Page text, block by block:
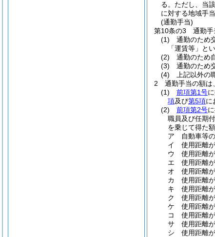
る。 ただし、当
に対する地域手
(通勤手当)
第10条の3
通勤手
(1)
通勤のため
「運賃等」と
(2)
通勤のため
(3)
通勤のため
(4)
上記以外の
2
通勤手当の額は、
(1)
前項第1号
項及び第5項に
(2)
前項第2号
職員及び任期
を乗じて得た
ア
自動車等
イ
使用距離
ウ
使用距離
エ
使用距離
オ
使用距離
カ
使用距離
キ
使用距離
ク
使用距離
ケ
使用距離
コ
使用距離
サ
使用距離
シ
使用距離